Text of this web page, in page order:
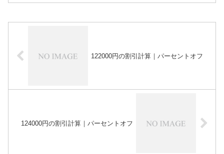
122000円の割引計算｜パーセントオフ
124000円の割引計算｜パーセントオフ